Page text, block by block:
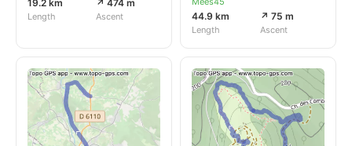
19.2 km
Length
↗ 474 m
Ascent 44.9 km
Length
↗ 75 m
Ascent